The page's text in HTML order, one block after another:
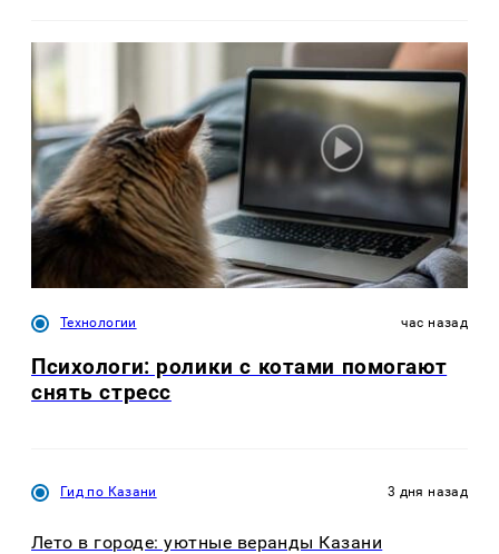
Технологии час назад
Психологи: ролики с котами помогают
снять стресс
Гид по Казани 3 дня назад
Лето в городе: уютные веранды Казани